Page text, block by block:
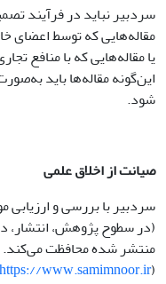
سردبیر نباید در فرآیند
مقاله‌هایی که توسط اعضای
یا مقاله‌هایی که با منافع
این‌گونه مقاله‌ها باید
شود.
صیانت از اخلاق علمی
سردبیر با بررسی و
(در سطوح پژوهش، انتشار،
منتشر شده محافظت می‌کند.
(
https://www.samimnoor.ir